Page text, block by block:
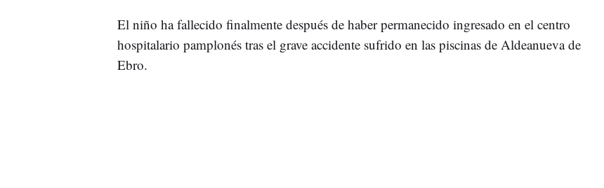
El niño ha fallecido finalmente después de haber permanecido ingresado en el centro
hospitalario pamplonés tras el grave accidente sufrido en las piscinas de Aldeanueva de
Ebro.